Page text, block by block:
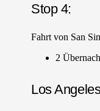
Stop 4:
Fahrt von San
2
Los